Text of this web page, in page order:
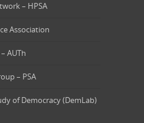
– HPSA
Association
AUTh
– PSA
of Democracy (DemLab)